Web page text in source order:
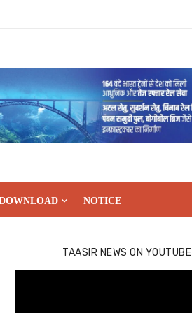
NOTICE
TAASIR NEWS ON YOUTUBE